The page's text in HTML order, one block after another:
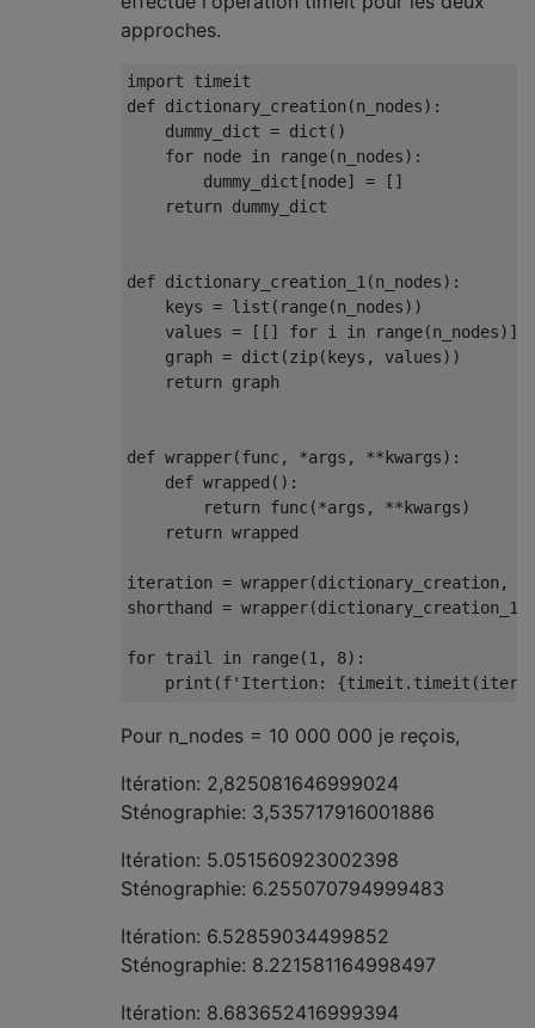
approches.
import
def dictionary_creation (n_nodes):
    dummy_dict
= dict ()
for node in range(n_nodes):
        dummy_dict
[node] =
[]
return dummy_dict
def dictionary_creation_1 (n_nodes):
    keys
= list ( range(n_nodes))
    values
= [[] for i in range(n_nodes)]
    graph
= dict (zip( keys , values))
return graph
def wrapper(func , *args , ** kwargs):
def wrapped ():
return func (*args , ** kwargs)
return wrapped
iteration = wrapper(dictionary_creation ,
shorthand = wrapper(dictionary_creation_1
for trail in range(1 , 8):
print (f'Itertion:
Pour n_nodes = 10 000 000 je reçois,
Itération: 2,825081646999024
Sténographie: 3,535717916001886
Itération: 5.051560923002398
Sténographie: 6.255070794999483
Itération: 6.52859034499852
Sténographie: 8.221581164998497
Itération: 8.683652416999394